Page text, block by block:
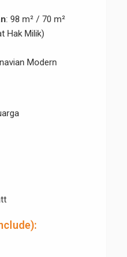
: 98 m² / 70 m²
Hak Milik)
Modern